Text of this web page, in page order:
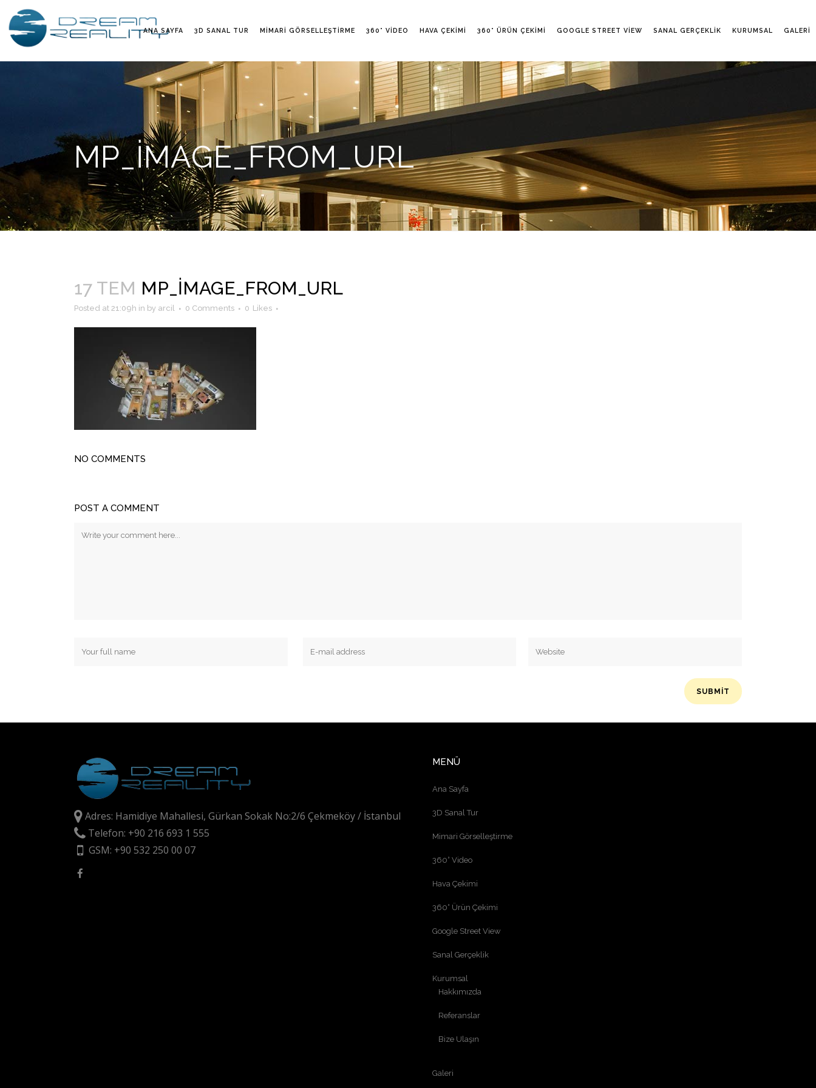
ANA SAYFA 3D SANAL TUR MIMARI GÖRSELLEŞTIRME 360° VIDEO HAVA ÇEKIMI 360° ÜRÜN ÇEKIMI GOOGLE STREET VIEW SANAL GERÇEKLIK KURUMSAL GALERI
MP_IMAGE_FROM_URL
17 TEM MP_IMAGE_FROM_URL
Posted at 21:09h in by arcil 0 Comments 0 Likes
NO COMMENTS
POST A COMMENT
Adres: Hamidiye Mahallesi, Gürkan Sokak No:2/6 Çekmeköy / İstanbul
Telefon: +90 216 693 1 555
GSM: +90 532 250 00 07
MENÜ
Ana Sayfa
3D Sanal Tur
Mimari Görselleştirme
360° Video
Hava Çekimi
360° Ürün Çekimi
Google Street View
Sanal Gerçeklik
Kurumsal
Hakkımızda
Referanslar
Bize Ulaşın
Galeri